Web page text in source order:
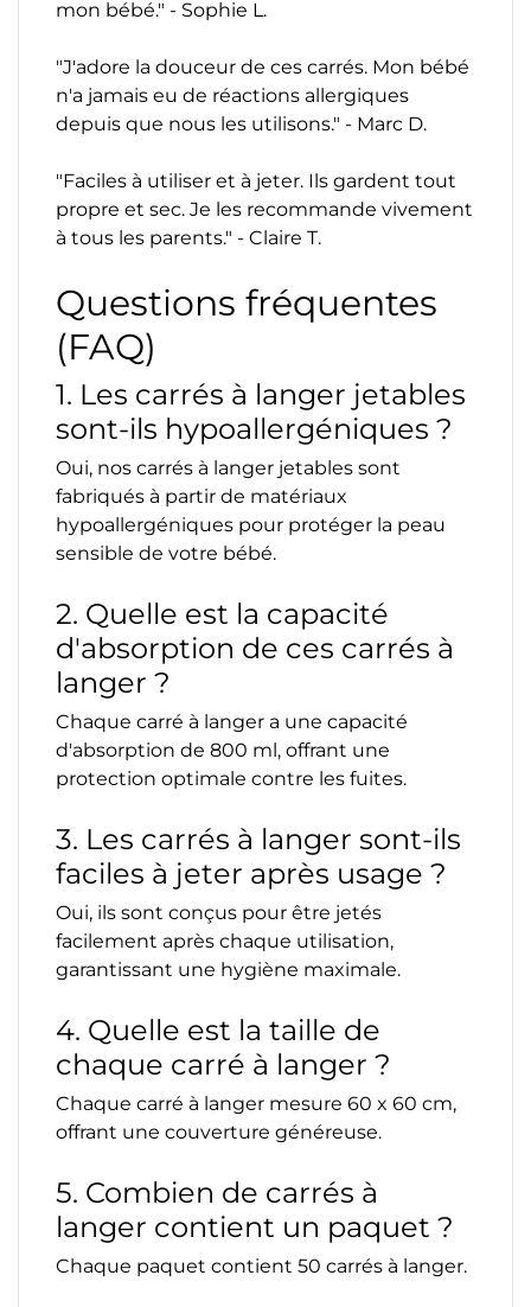
mon bébé." - Sophie L.
"J'adore la douceur de ces carrés. Mon bébé
n'a jamais eu de réactions allergiques
depuis que nous les utilisons." - Marc D.
"Faciles à utiliser et à jeter. Ils gardent tout
propre et sec. Je les recommande vivement
à tous les parents." - Claire T.
Questions fréquentes
(FAQ)
1. Les carrés à langer jetables
sont-ils hypoallergéniques ?
Oui, nos carrés à langer jetables sont
fabriqués à partir de matériaux
hypoallergéniques pour protéger la peau
sensible de votre bébé.
2. Quelle est la capacité
d'absorption de ces carrés à
langer ?
Chaque carré à langer a une capacité
d'absorption de 800 ml, offrant une
protection optimale contre les fuites.
3. Les carrés à langer sont-ils
faciles à jeter après usage ?
Oui, ils sont conçus pour être jetés
facilement après chaque utilisation,
garantissant une hygiène maximale.
4. Quelle est la taille de
chaque carré à langer ?
Chaque carré à langer mesure 60 x 60 cm,
offrant une couverture généreuse.
5. Combien de carrés à
langer contient un paquet ?
Chaque paquet contient 50 carrés à langer.